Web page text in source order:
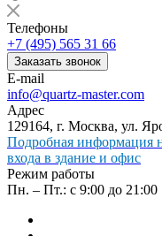
Телефоны
+7 (495) 565 31 66
Заказать звонок
E-mail
info@quartz-master.com
Адрес
129164, г. Москва, ул.
Подробная информация
входа в здание и офис
Режим работы
Пн. – Пт.: с 9:00 до 21:00